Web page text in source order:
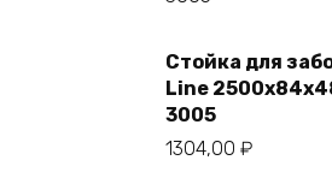
В
Стойка для
Line
3005
1304,00 ₽